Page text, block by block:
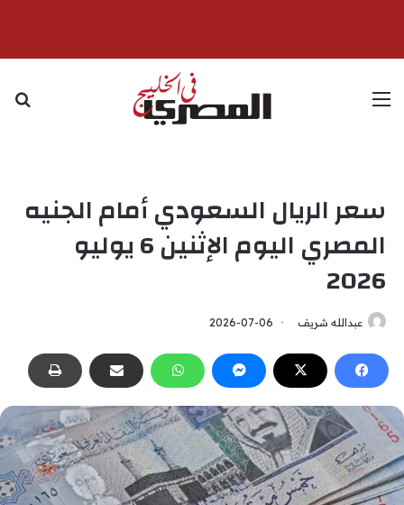
القائمة
سعر الريال السعودي أمام الجنيه
المصري اليوم الإثنين 6 يوليو
2026
عبدالله شريف 2026-07-06